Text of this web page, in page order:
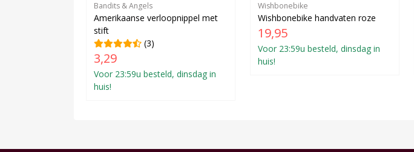
Bandits & Angels
Amerikaanse verloopnippel met
stift
(3)
3,29
Voor 23:59u besteld, dinsdag in
huis!
Wishbonebike
Wishbonebike handvaten roze
19,95
Voor 23:59u besteld, dinsdag in
huis!